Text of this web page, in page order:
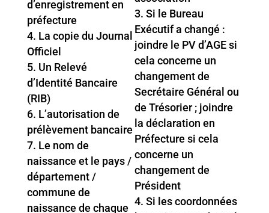
d’enregistrement en
préfecture
La copie du Journal
Officiel
Un Relevé
d’Identité Bancaire
(RIB)
L’autorisation de
prélèvement bancaire
Le nom de
naissance et le pays /
département /
commune de
naissance de chaque
Si le Bureau
Exécutif a changé :
joindre le PV d’AGE si
cela concerne un
changement de
Secrétaire Général ou
de Trésorier ; joindre
la déclaration en
Préfecture si cela
concerne un
changement de
Président
Si les coordonnées